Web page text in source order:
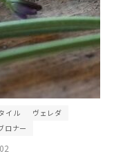
イル
ヴェレダ
ロナー